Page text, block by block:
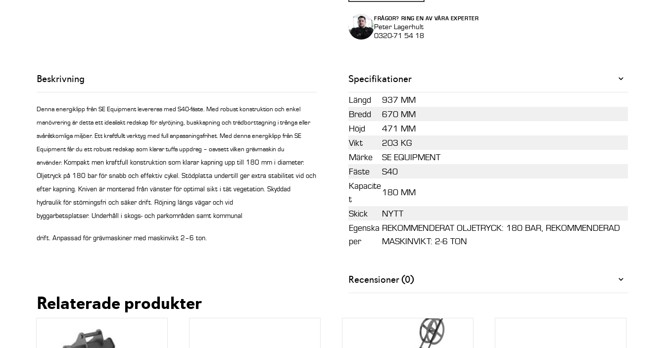
med
S40
fäste
FRÅGOR? RING EN AV VÅRA EXPERTER
Peter Lagerhult
0320-71 54 18
Beskrivning
Denna energiklipp från SE Equipment levereras med S40-fäste. Med robust konstruktion och enkel
manövrering är detta ett idealiskt redskap för slyröjning, buskkapning och trädborttagning i trånga eller
svåråtkomliga miljöer.Ett kraftfullt verktyg med full anpassningsfrihet. Med denna energiklipp från SE
Equipment får du ett robust redskap som klarar tuffa uppdrag – oavsett vilken grävmaskin du
använder.Kompakt men kraftfull konstruktion som klarar kapning upp till 180 mm i diameter.
Oljetryck på 180 bar för snabb och effektiv cykel. Stödplatta undertill ger extra stabilitet vid och
efter kapning. Kniven är monterad från vänster för optimal sikt i tät vegetation. Skyddad
hydraulik för störningsfri och säker drift. Röjning längs vägar och vid
byggarbetsplatser. Underhåll i skogs- och parkområden samt kommunal
drift. Anpassad för grävmaskiner med maskinvikt 2–6 ton.
Specifikationer
Längd
937 MM
Bredd
670 MM
Höjd
471 MM
Vikt
203 KG
Märke
SE EQUIPMENT
Fäste
S40
Kapacite
t
180 MM
Skick
NYTT
Egenska
per
REKOMMENDERAT OLJETRYCK: 180 BAR, REKOMMENDERAD
MASKINVIKT: 2-6 TON
Recensioner (0)
Relaterade produkter